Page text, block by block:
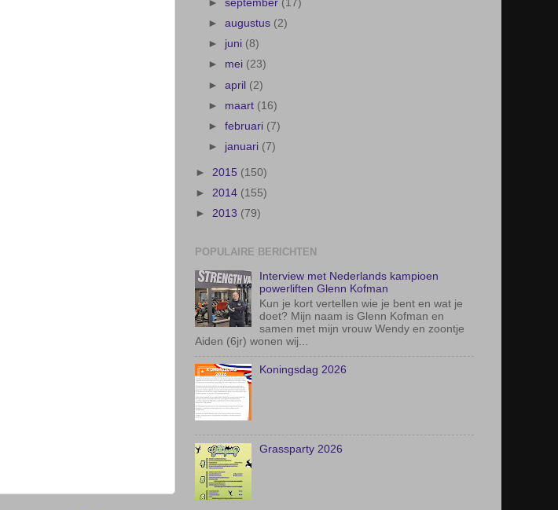
►september (17)
►augustus (2)
►juni (8)
► mei (23)
►april (2)
► maart (16)
► februari (7)
►januari (7)
► 2015 (150)
► 2014 (155)
► 2013 (79)
POPULAIRE BERICHTEN
Interview met Nederlands kampioen
powerliften Glenn Kofman
Kun je kort vertellen wie je bent en wat je
doet? Mijn naam is Glenn Kofman en
samen met mijn vrouw Wendy en zoontje
Aiden (6jr) wonen wij...
Koningsdag 2026
Grassparty 2026